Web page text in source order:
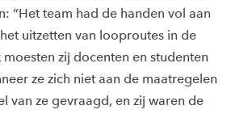
“Het team had de handen vol aan
uitzetten van looproutes in de
zij docenten en studenten
ze zich niet aan de maatregelen
van ze gevraagd, en zij waren de